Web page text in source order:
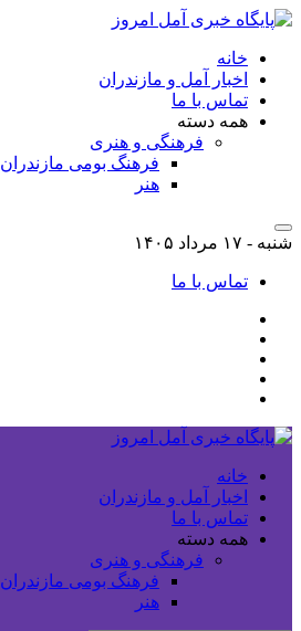
خانه
اخبار آمل و مازندران
تماس با ما
همه دسته
فرهنگی و هنری
فرهنگ بومی مازندران
هنر
شنبه - ۱۷ مرداد ۱۴۰۵
تماس با ما
خانه
اخبار آمل و مازندران
تماس با ما
همه دسته
فرهنگی و هنری
فرهنگ بومی مازندران
هنر